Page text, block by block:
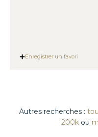
Enregistrer un favori
Autres recherches :
200kou